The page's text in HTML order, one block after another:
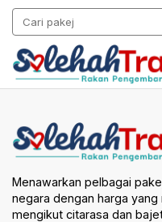
Menawarkan pelbagai
negara dengan harga
mengikut citarasa dan